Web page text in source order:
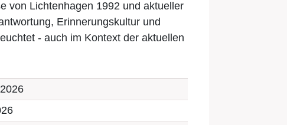
von Lichtenhagen 1992 und aktueller
Erinnerungskultur und
- auch im Kontext der aktuellen